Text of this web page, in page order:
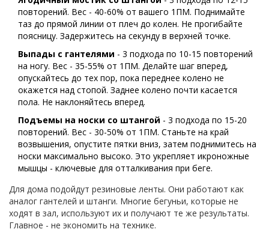
повторений. Вес - 40-60% от вашего 1ПМ. Поднимайте
таз до прямой линии от плеч до колен. Не прогибайте
поясницу. Задержитесь на секунду в верхней точке.
Выпады с гантелями - 3 подхода по 10-15 повторений
на ногу. Вес - 35-55% от 1ПМ. Делайте шаг вперед,
опускайтесь до тех пор, пока переднее колено не
окажется над стопой. Заднее колено почти касается
пола. Не наклоняйтесь вперед.
Подъемы на носки со штангой - 3 подхода по 15-20
повторений. Вес - 30-50% от 1ПМ. Станьте на край
возвышения, опустите пятки вниз, затем поднимитесь на
носки максимально высоко. Это укрепляет икроножные
мышцы - ключевые для отталкивания при беге.
Для дома подойдут резиновые ленты. Они работают как
аналог гантелей и штанги. Многие бегуньи, которые не
ходят в зал, используют их и получают те же результаты.
Главное - не экономить на технике.